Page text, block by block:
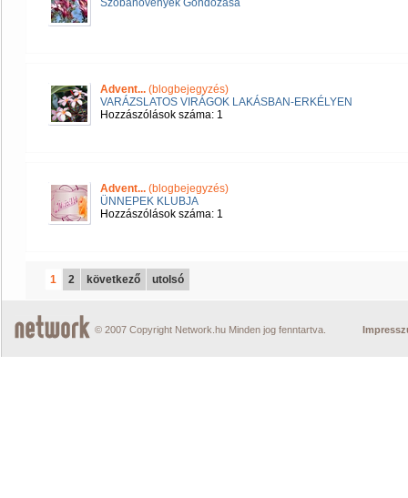
Szobanövények Gondozása
Advent... (blogbejegyzés)
VARÁZSLATOS VIRÁGOK LAKÁSBAN-ERKÉLYEN
Hozzászólások száma: 1
Advent... (blogbejegyzés)
ÜNNEPEK KLUBJA
Hozzászólások száma: 1
1 2 következő utolsó
© 2007 Copyright Network.hu Minden jog fenntartva.